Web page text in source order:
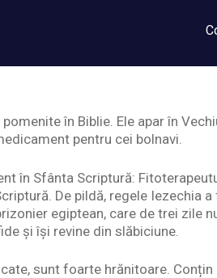
în Biblie. Ele apar în
pentru cei bolnavi.
în Sfânta Scriptură:
De pildă, regele Iezechia
egiptean, care de trei zile
și își revine din slăbiciune.
sunt foarte hrănitoare.